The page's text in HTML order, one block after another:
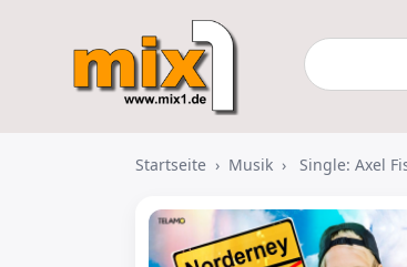
Startseite › Musik › Single: Axel